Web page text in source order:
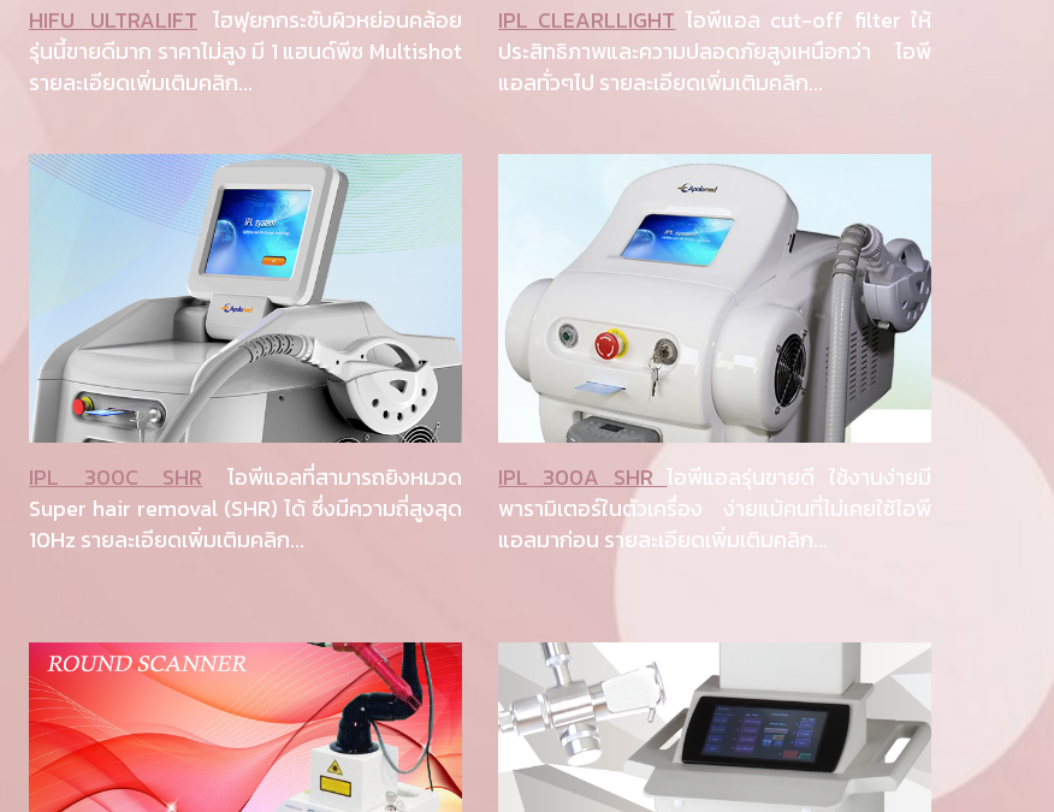
HIFU ULTRALIFT ไฮฟุยกกระชับผิวหย่อนคล้อย
รุ่นนี้ขายดีมาก ราคาไม่สูง มี 1 แฮนด์พีซ Multishot
รายละเอียดเพิ่มเติมคลิก...
IPL CLEARLLIGHT ไอพีแอล cut-off filter ให้
ประสิทธิภาพและความปลอดภัยสูงเหนือกว่า ไอพี
แอลทั่วๆไป รายละเอียดเพิ่มเติมคลิก...
IPL 300C SHR
ไอพีแอลที่สามารถยิงหมวด
Super hair removal (SHR) ได้ ซึ่งมีความถี่สูงสุด
10Hz รายละเอียดเพิ่มเติมคลิก...
IPL 300A SHRไอพีแอลรุ่นขายดี ใช้งานง่ายมี
พารามิเตอร์ในตัวเครื่อง ง่ายแม้คนที่ไม่เคยใช้ไอพี
แอลมาก่อน รายละเอียดเพิ่มเติมคลิก...